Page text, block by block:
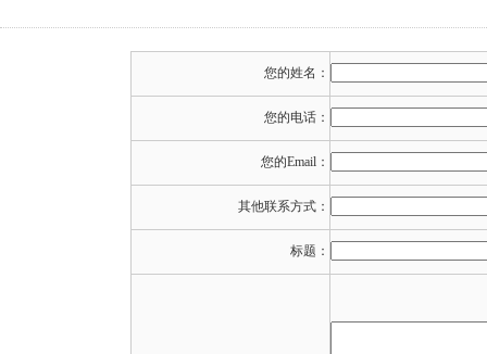
您的姓名：
您的电话：
您的Email：
其他联系方式：
标题：